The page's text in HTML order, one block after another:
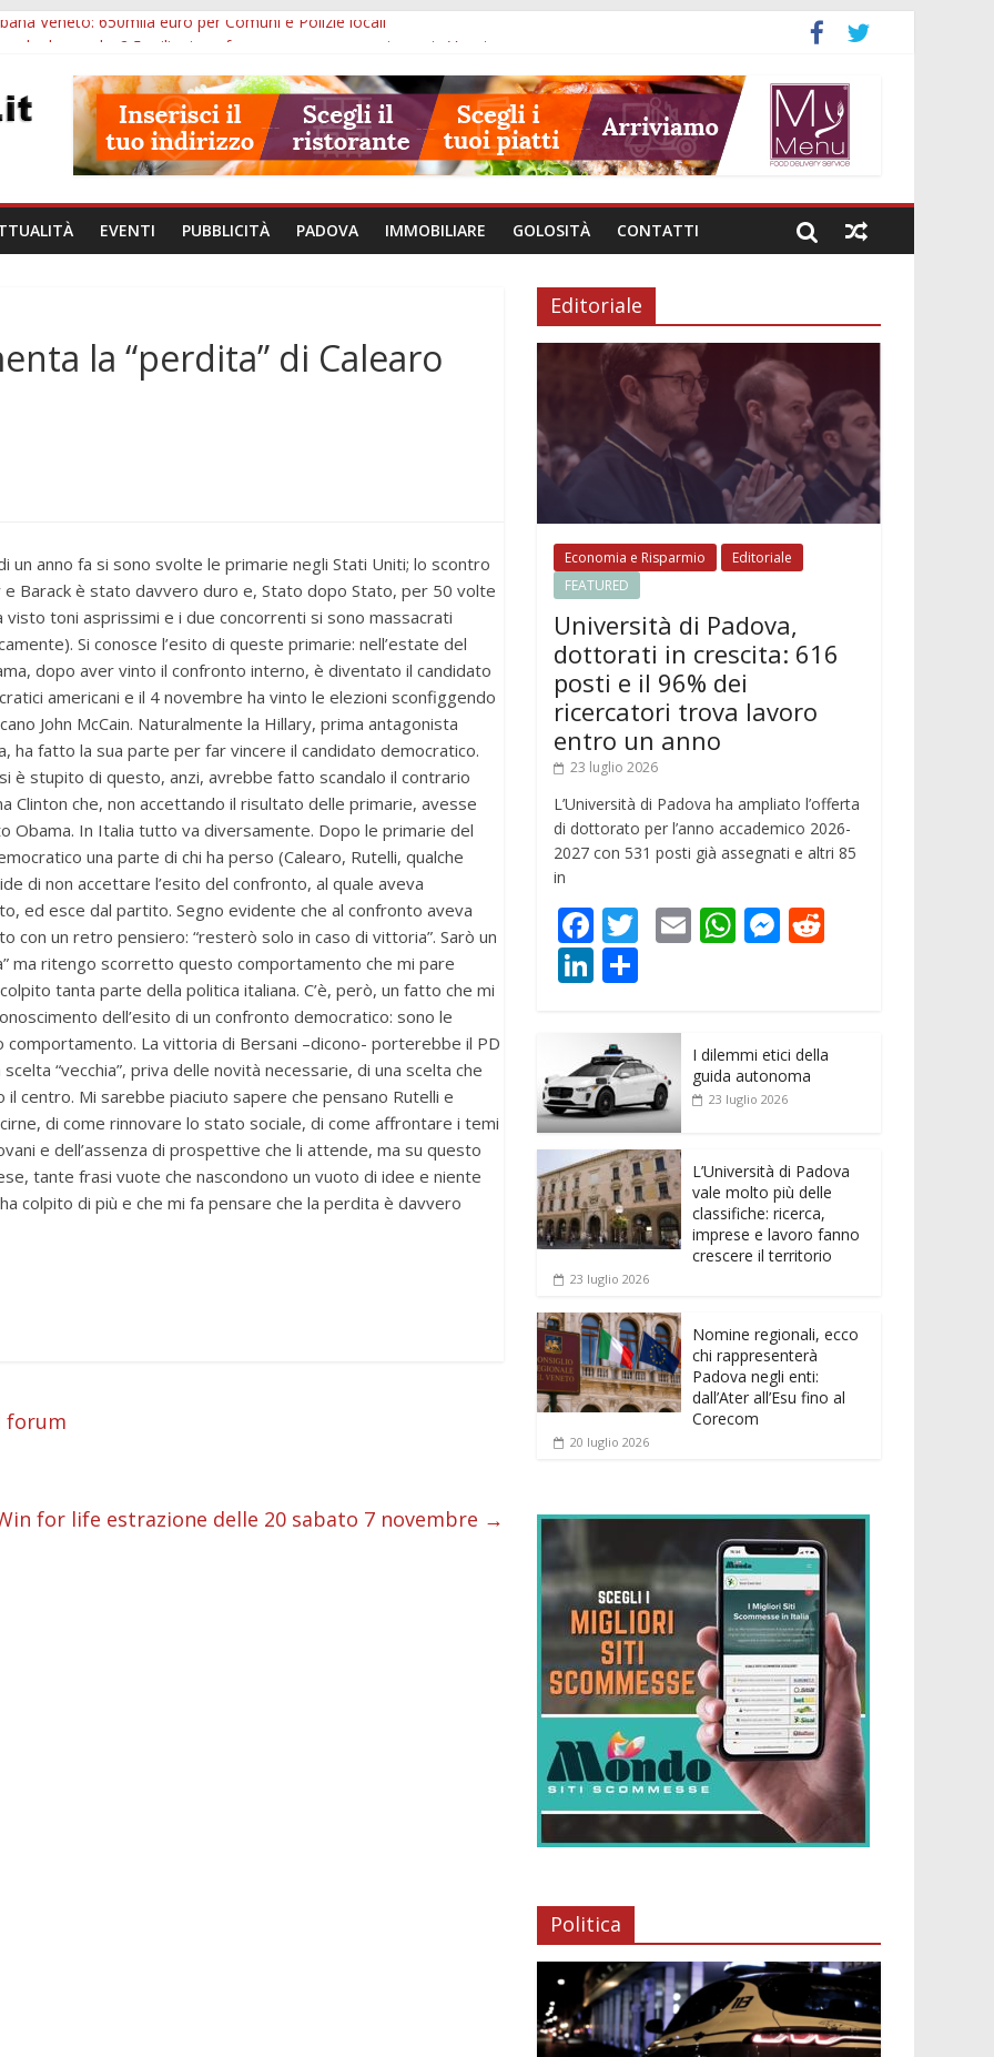
Veneto: 650mila euro per Comuni e Polizie locali
astronomia, musica e sapori al Casone Azzurro
ore 10: censimento a Monselice, arresto antidroga e siccità
ore 23: maltrattamenti, arresto a Limena e progetto Cool Shop
EVENTI PUBBLICITÀ PADOVA IMMOBILIARE GOLOSITÀ CONTATTI
la “perdita” di Calearo
un anno fa si sono svolte le primarie negli Stati Uniti; lo scontro
e Barack è stato davvero duro e, Stato dopo Stato, per 50 volte
visto toni asprissimi e i due concorrenti si sono massacrati
Si conosce l’esito di queste primarie: nell’estate del
dopo aver vinto il confronto interno, è diventato il candidato
americani e il 4 novembre ha vinto le elezioni sconfiggendo
John McCain. Naturalmente la Hillary, prima antagonista
ha fatto la sua parte per far vincere il candidato democratico.
è stupito di questo, anzi, avrebbe fatto scandalo il contrario
Clinton che, non accettando il risultato delle primarie, avesse
Obama. In Italia tutto va diversamente. Dopo le primarie del
una parte di chi ha perso (Calearo, Rutelli, qualche
di non accettare l’esito del confronto, al quale aveva
ed esce dal partito. Segno evidente che al confronto aveva
con un retro pensiero: “resterò solo in caso di vittoria”. Sarò un
ma ritengo scorretto questo comportamento che mi pare
tanta parte della politica italiana. C’è, però, un fatto che mi
dell’esito di un confronto democratico: sono le
La vittoria di Bersani –dicono- porterebbe il PD
“vecchia”, priva delle novità necessarie, di una scelta che
centro. Mi sarebbe piaciuto sapere che pensano Rutelli e
di come rinnovare lo stato sociale, di come affrontare i temi
e dell’assenza di prospettive che li attende, ma su questo
tante frasi vuote che nascondono un vuoto di idee e niente
colpito di più e che mi fa pensare che la perdita è davvero
forum
for life estrazione delle 20 sabato 7 novembre →
Editoriale
Economia e Risparmio
Editoriale
FEATURED
Università di Padova,
dottorati in crescita: 616
posti e il 96% dei
ricercatori trova lavoro
entro un anno
23 luglio 2026
L’Università di Padova ha ampliato l’offerta
di dottorato per l’anno accademico 2026-
2027 con 531 posti già assegnati e altri 85
in
F
ac
e
b
o
o
k
T
er
E W
A
p
M
n
g
t
Li
k
e
dI
n
n
di
vi
di
I dilemmi etici della
guida autonoma
23 luglio 2026
L’Università di Padova
vale molto più delle
classifiche: ricerca,
imprese e lavoro fanno
crescere il territorio
23 luglio 2026
Nomine regionali, ecco
chi rappresenterà
Padova negli enti:
dall’Ater all’Esu fino al
Corecom
20 luglio 2026
Politica